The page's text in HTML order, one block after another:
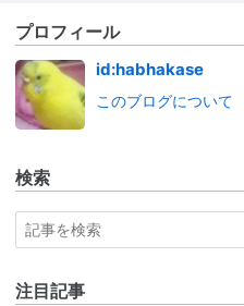
プロフィール
id:habhakase
このブログについて
検索
注目記事